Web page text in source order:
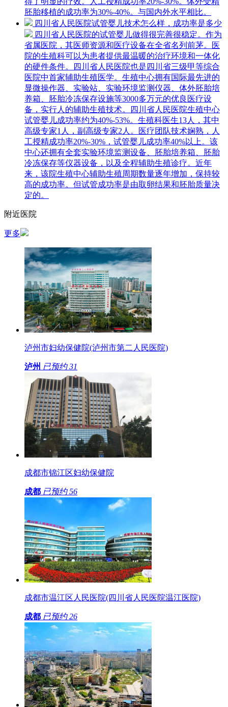
胚胎移植的成功率为30%-40%。与国内外水平相比。
四川省人民医院试管婴儿技术怎么样，成功率是多少
四川省人民医院的试管婴儿做得很完善很稳定。作为
省属医院，其医师资源和医疗设备在全省名列前茅。医
院的生殖科可以为患者提供最温暖的治疗环境和一体化
的硬件条件。四川省人民医院也是四川省三级甲等综合
医院中首家辅助生殖医学。生殖中心拥有国际最先进的
显微操作器、实验站、实验环境监测仪器、体外胚胎培
养箱、胚胎冷冻保存设施等3000多万元的优良医疗设
备，实行人的辅助生殖技术。四川省人民医院生殖中心
试管婴儿成功率约为40%-53%。生殖科医生13人，其中
高级专家1人，副高级专家2人。医疗团队技术娴熟，人
工授精成功率20%-30%，试管婴儿成功率40%以上。该
中心还拥有全套实验环境监测设备、胚胎培养箱、胚胎
冷冻保存等仪器设备，以及全程辅助生殖诊疗。近年
来，该院生殖中心辅助生殖周期数量逐年增加，保持较
高的成功率。但试管成功率是由取卵结果和胚胎质量决
定的。
附近医院
更多
泸州市妇幼保健院(泸州市第二人民医院)
泸州 已预约 31
成都市锦江区妇幼保健院
成都 已预约 56
成都市温江区人民医院(四川省人民医院温江医院)
成都 已预约 26